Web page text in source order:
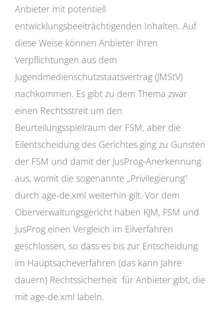
Anbieter mit potentiell
entwicklungsbeeiträchtigenden Inhalten. Auf
diese Weise können Anbieter ihren
Verpflichtungen aus dem
Jugendmedienschutzstaatsvertrag (JMStV)
nachkommen. Es gibt zu dem Thema zwar
einen Rechtsstreit um den
Beurteilungsspielraum der FSM, aber die
Eilentscheidung des Gerichtes ging zu Gunsten
der FSM und damit der JusProg-Anerkennung
aus, womit die sogenannte „Privilegierung“
durch age-de.xml weiterhin gilt. Vor dem
Oberverwaltungsgericht haben KJM, FSM und
JusProg einen Vergleich im Eilverfahren
geschlossen, so dass es bis zur Entscheidung
im Hauptsacheverfahren (das kann Jahre
dauern) Rechtssicherheit für Anbieter gibt, die
mit age-de.xml labeln.